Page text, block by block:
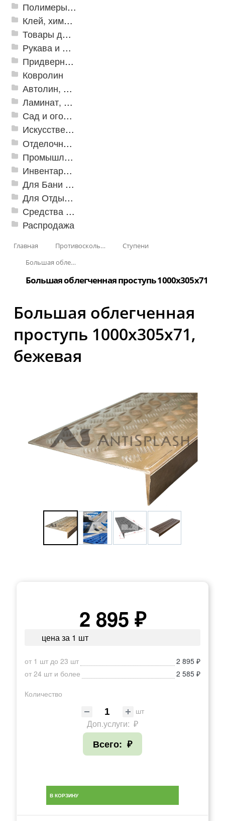
Полимеры и пластики
Клей, химия, сопутствующие товары
Товары для дома
Рукава и шланги промышленные
Придверные решетки
Ковролин
Автолин, Транслин, Линолеум
Ламинат, Кварцвиниловая плитка SPC
Сад и огород
Искусственная трава
Отделочные профили
Промышленный текстиль
Инвентарь для клининга
Для Бани и Сауны
Для Отдыха и Пикника
Средства от насекомых и садовых вредителей
Распродажа
Главная Противоскользящая защита для лестниц, профили, ленты
Ступени
Большая облегченная проступь
Большая облегченная проступь 1000x305x71
Большая облегченная
проступь 1000x305x71,
бежевая
2 895 ₽
цена за 1 шт
от 1 шт до 23 шт
2 895 ₽
от 24 шт и более
2 585 ₽
Количество
шт
Доп.услуги: ₽
Всего: ₽
В КОРЗИНУ